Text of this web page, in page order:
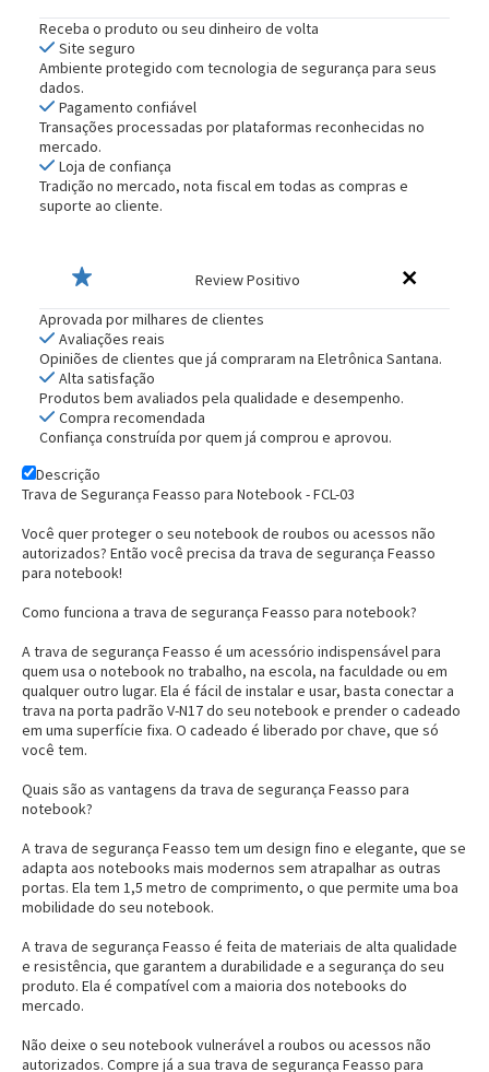
Receba o produto ou seu dinheiro de volta
Site seguro
Ambiente protegido com tecnologia de segurança para seus
dados.
Pagamento confiável
Transações processadas por plataformas reconhecidas no
mercado.
Loja de confiança
Tradição no mercado, nota fiscal em todas as compras e
suporte ao cliente.
Review Positivo
Aprovada por milhares de clientes
Avaliações reais
Opiniões de clientes que já compraram na Eletrônica Santana.
Alta satisfação
Produtos bem avaliados pela qualidade e desempenho.
Compra recomendada
Confiança construída por quem já comprou e aprovou.
Descrição
Trava de Segurança Feasso para Notebook - FCL-03
Você quer proteger o seu notebook de roubos ou acessos não
autorizados? Então você precisa da trava de segurança Feasso
para notebook!
Como funciona a trava de segurança Feasso para notebook?
A trava de segurança Feasso é um acessório indispensável para
quem usa o notebook no trabalho, na escola, na faculdade ou em
qualquer outro lugar. Ela é fácil de instalar e usar, basta conectar a
trava na porta padrão V-N17 do seu notebook e prender o cadeado
em uma superfície fixa. O cadeado é liberado por chave, que só
você tem.
Quais são as vantagens da trava de segurança Feasso para
notebook?
A trava de segurança Feasso tem um design fino e elegante, que se
adapta aos notebooks mais modernos sem atrapalhar as outras
portas. Ela tem 1,5 metro de comprimento, o que permite uma boa
mobilidade do seu notebook.
A trava de segurança Feasso é feita de materiais de alta qualidade
e resistência, que garantem a durabilidade e a segurança do seu
produto. Ela é compatível com a maioria dos notebooks do
mercado.
Não deixe o seu notebook vulnerável a roubos ou acessos não
autorizados. Compre já a sua trava de segurança Feasso para